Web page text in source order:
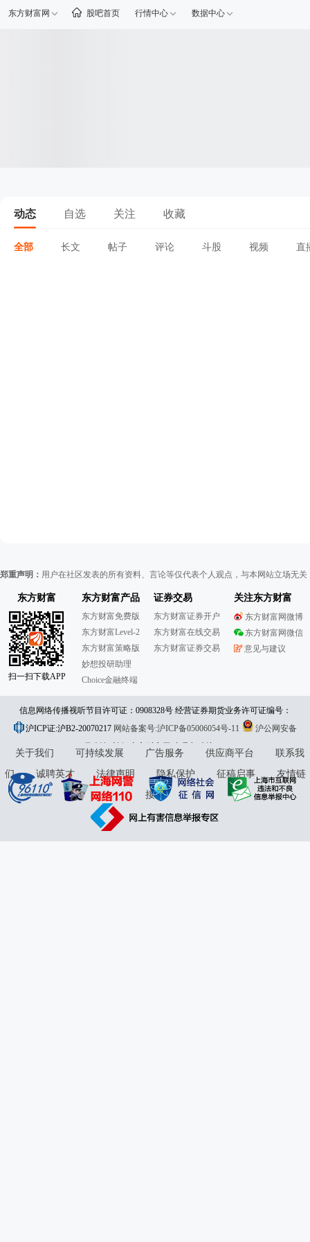
东方财富网 股吧首页 行情中心 数据中心
动态 自选 关注 收藏
全部 长文 帖子 评论 斗股 视频 直
郑重声明： 用户在社区发表的所有资料、言论等仅代表个人观点，与本网站立场无
东方财富
扫一扫下载APP
东方财富产品
东方财富免费版
东方财富Level-2
东方财富策略版
妙想投研助理
Choice金融终端
证券交易
东方财富证券开户
东方财富在线交易
东方财富证券交易
关注东方财富
东方财富网微博
东方财富网微信
意见与建议
信息网络传播视听节目许可证：0908328号 经营证券期货业务许可证编号：
913101046312860336 违法和不良信息举报:021-61278686 举报邮箱：
jubao@eastmoney.com
沪ICP证:沪B2-20070217 网站备案号:沪ICP备05006054号-11
沪公网安备
31010402000120号版权所有:东方财富网意见与建议:4000300059/952500
关于我们 可持续发展 广告服务 供应商平台
联系我
们
诚聘英才 法律声明 隐私保护 征稿启事
友情链
接